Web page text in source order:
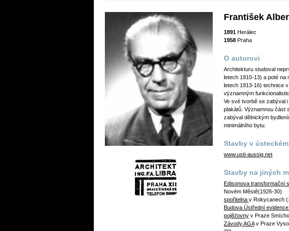
František
1891 Herálec
1958 Praha
O autorovi
Architekturu studoval
letech 1910-13) a poté na
letech 1913-16) technice
významným
Ve své tvorbě se zabýval
plakátů. Významnou část
zabýval dělnickým
minimálního bytu.
Stavby v
www.usti-aussig.net
Stavby na jiných
Edisonova transformační
Novém Městě(1926-30)
spořitelna v Rokycanech
Budova Ústřední
pojišťovny v Praze
Závody AGAv Praze